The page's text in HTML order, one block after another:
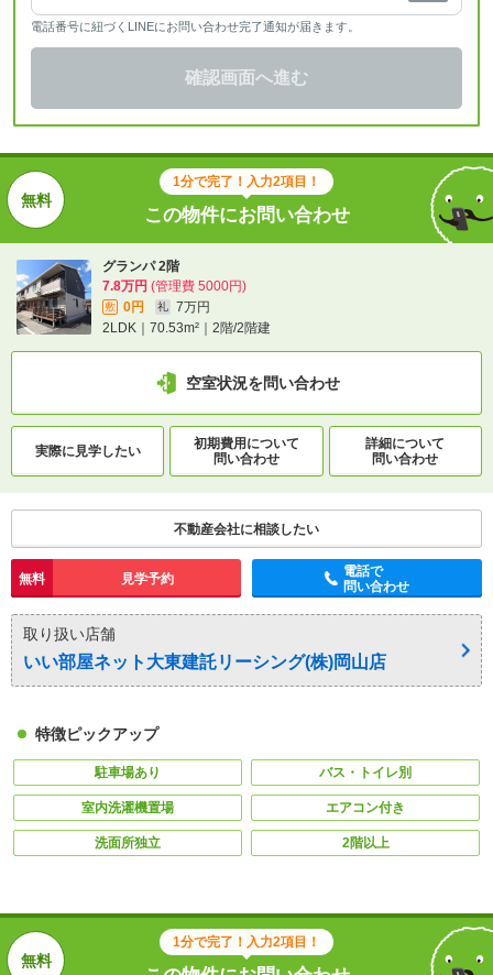
電話番号に紐づくLINEにお問い合わせ完了通知が届きます。
確認画面へ進む
1分で完了！入力2項目！
この物件にお問い合わせ
グランパ 2階
7.8万円 (管理費 5000円)
敷 0円 礼
7万円
2LDK｜70.53m²｜2階/2階建
空室状況を問い合わせ
実際に見学したい
初期費用について
問い合わせ
詳細について
問い合わせ
不動産会社に相談したい
無料 見学予約
電話で
問い合わせ
取り扱い店舗
いい部屋ネット大東建託リーシング(株)岡山店
特徴ピックアップ
駐車場あり バス・トイレ別
室内洗濯機置場 エアコン付き
洗面所独立 2階以上
1分で完了！入力2項目！